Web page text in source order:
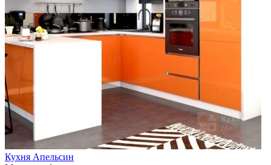
Кухня Апельсин